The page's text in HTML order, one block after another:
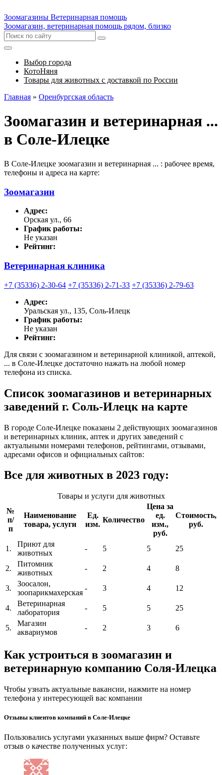
Зоомагазины Ветеринарная помощь
Зоомагазин, ветеринарная помощь рядом, близко
Выбор города
КотоНяня
Товары для животных с доставкой по России
Главная » Оренбургская область
Зоомагазин и ветеринарная ...
в Соле-Илецке
В Соле-Илецке зоомагазин и ветеринарная ... : рабочее время,
телефоны и адреса на карте:
Зоомагазин
Адрес:
Орская ул., 66
График работы:
Не указан
Рейтинг:
Ветеринарная клиника
+7 (35336) 2-30-64 +7 (35336) 2-71-33 +7 (35336) 2-79-63
Адрес:
Уральская ул., 135, Соль-Илецк
График работы:
Не указан
Рейтинг:
Для связи с зоомагазином и ветеринарной клиникой, аптекой,
... в Соле-Илецке достаточно нажать на любой номер
телефона из списка.
Список зоомагазинов и ветеринарных
заведений г. Соль-Илецк на карте
В городе Соле-Илецке показаны 2 действующих зоомагазинов
и ветеринарных клиник, аптек и других заведений с
актуальными номерами телефонов, рейтингами, отзывами,
адресами офисов и официальных сайтов:
Все для животных в 2023 году:
Товары и услуги для животных
№
п/
п
Наименование
товара, услуги
Ед.
изм.
Количество
Цена за
ед.
изм.,
руб.
Стоимость,
руб.
1.
Приют для
животных
- 5 5 25
2.
Питомник
животных
- 2 4 8
3.
Зоосалон,
зоопарикмахерская
- 3 4 12
4.
Ветеринарная
лаборатория
- 5 5 25
5.
Магазин
аквариумов
- 2 3 6
Как устроиться в зоомагазин и
ветеринарную компанию Соля-Илецка
Чтобы узнать актуальные вакансии, нажмите на номер
телефона у интересующей вас компании
Отзывы клиентов компаний в Соле-Илецке
Пользовались услугами указанных выше фирм? Оставьте
отзыв о качестве полученных услуг: